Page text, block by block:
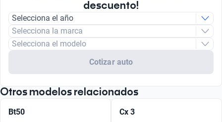
descuento!
Selecciona el año
Selecciona la marca
Selecciona el modelo
Cotizar auto
Otros modelos relacionados
Bt50 Cx 3